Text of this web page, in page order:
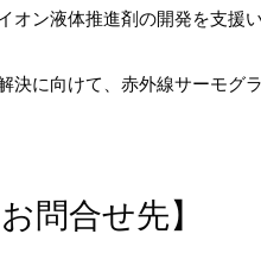
オン液体推進剤の開発を支援
決に向けて、赤外線サーモ
問合せ先】